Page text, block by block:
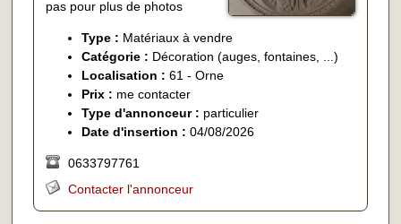
pas pour plus de photos
Type : Matériaux à vendre
Catégorie : Décoration (auges, fontaines, ...)
Localisation :61 - Orne
Prix : me contacter
Type d'annonceur : particulier
Date d'insertion :04/08/2026
0633797761
Contacter l'annonceur